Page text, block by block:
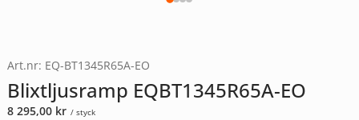
Art.nr: EQ-BT1345R65A-EO
Blixtljusramp EQBT1345R65A-EO
8 295,00 kr / styck